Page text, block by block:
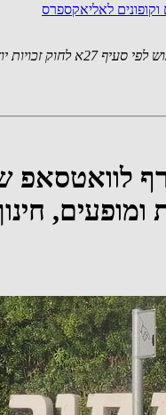
לאליאקספרס
וידוע מי צילם
ומופעים,